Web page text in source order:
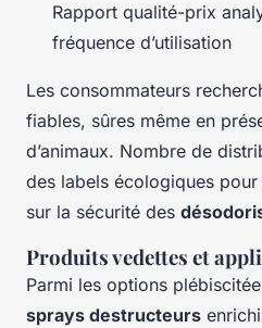
Rapport qualité-prix
fréquence d’utilisation
Les consommateurs
fiables, sûres même en
d’animaux. Nombre de
des labels écologiques
sur la sécurité des
Produits vedettes et
Parmi les options
sprays destructeurs